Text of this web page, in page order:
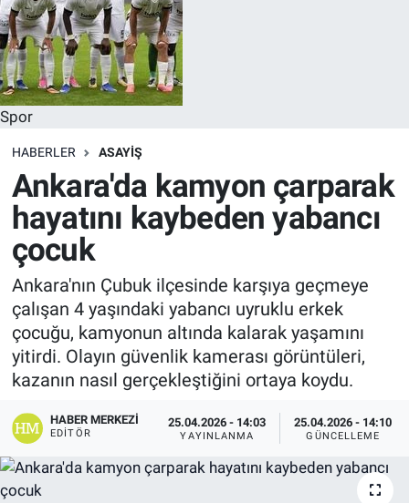
Spor
HABERLER ASAYIŞ
Ankara'da kamyon çarparak
hayatını kaybeden yabancı
çocuk
Ankara'nın Çubuk ilçesinde karşıya geçmeye
çalışan 4 yaşındaki yabancı uyruklu erkek
çocuğu, kamyonun altında kalarak yaşamını
yitirdi. Olayın güvenlik kamerası görüntüleri,
kazanın nasıl gerçekleştiğini ortaya koydu.
HABER MERKEZI
EDITÖR
25.04.2026 - 14:03
YAYINLANMA
25.04.2026 - 14:10
GÜNCELLEME